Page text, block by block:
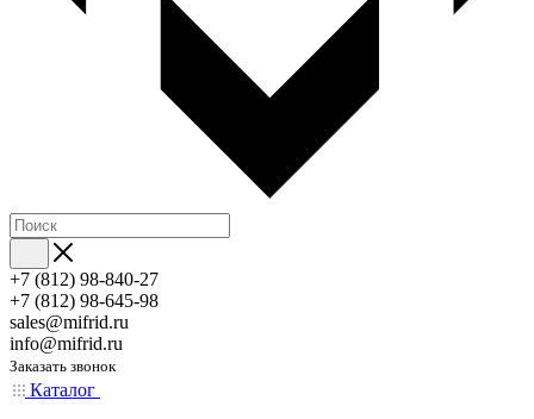
+7 (812) 98-840-27
+7 (812) 98-645-98
sales@mifrid.ru
info@mifrid.ru
Заказать звонок
Каталог